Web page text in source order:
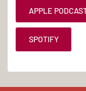
APPLE
SPOTIFY